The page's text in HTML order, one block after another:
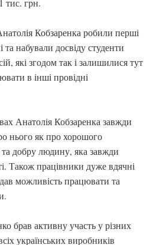
тис. грн.
Кобзаренка робили перші
набували досвіду студенти
які згодом так і залишилися тут
в інші провідні
Анатолія Кобзаренка завжди
нього як про хорошого
добру людину, яка завжди
Також працівники дуже вдячні
можливість працювати та
брав активну участь у різних
українських виробників